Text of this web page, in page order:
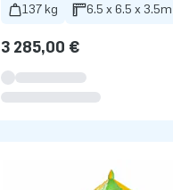
137 kg 6.5 x 6.5 x 3.5m
3 285,00 €